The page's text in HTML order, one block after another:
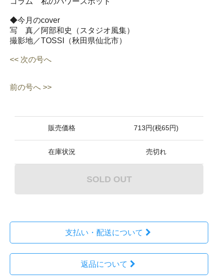
◆今月のcover
写 真／阿部和史（スタジオ風集）
撮影地／TOSSI（秋田県仙北市）
<< 次の号へ
前の号へ >>
販売価格 713円(税65円)
在庫状況 売切れ
SOLD OUT
支払い・配送について
返品について